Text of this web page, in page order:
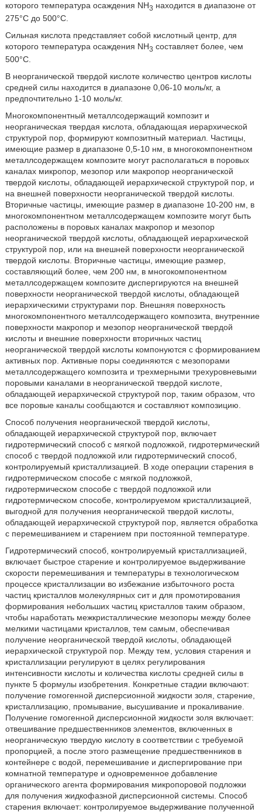
которого температура осаждения NH3 находится в диапазоне от
275°С до 500°С.
Сильная кислота представляет собой кислотный центр, для
которого температура осаждения NH3 составляет более, чем
500°С.
В неорганической твердой кислоте количество центров кислоты
средней силы находится в диапазоне 0,06-10 моль/кг, а
предпочтительно 1-10 моль/кг.
Многокомпонентный металлсодержащий композит и
неорганическая твердая кислота, обладающая иерархической
структурой пор, формируют композитный материал. Частицы,
имеющие размер в диапазоне 0,5-10 нм, в многокомпонентном
металлсодержащем композите могут располагаться в поровых
каналах микропор, мезопор или макропор неорганической
твердой кислоты, обладающей иерархической структурой пор, и
на внешней поверхности неорганической твердой кислоты.
Вторичные частицы, имеющие размер в диапазоне 10-200 нм, в
многокомпонентном металлсодержащем композите могут быть
расположены в поровых каналах макропор и мезопор
неорганической твердой кислоты, обладающей иерархической
структурой пор, или на внешней поверхности неорганической
твердой кислоты. Вторичные частицы, имеющие размер,
составляющий более, чем 200 нм, в многокомпонентном
металлсодержащем композите диспергируются на внешней
поверхности неорганической твердой кислоты, обладающей
иерархическими структурами пор. Внешняя поверхность
многокомпонентного металлсодержащего композита, внутренние
поверхности макропор и мезопор неорганической твердой
кислоты и внешние поверхности вторичных частиц
неорганической твердой кислоты компонуются с формированием
активных пор. Активные поры соединяются с мезопорами
металлсодержащего композита и трехмерными трехуровневыми
поровыми каналами в неорганической твердой кислоте,
обладающей иерархической структурой пор, таким образом, что
все поровые каналы сообщаются и составляют композицию.
Способ получения неорганической твердой кислоты,
обладающей иерархической структурой пор, включает
гидротермический способ с мягкой подложкой, гидротермический
способ с твердой подложкой или гидротермический способ,
контролируемый кристаллизацией. В ходе операции старения в
гидротермическом способе с мягкой подложкой,
гидротермическом способе с твердой подложкой или
гидротермическом способе, контролируемом кристаллизацией,
выгодной для получения неорганической твердой кислоты,
обладающей иерархической структурой пор, является обработка
с перемешиванием и старением при постоянной температуре.
Гидротермический способ, контролируемый кристаллизацией,
включает быстрое старение и контролируемое выдерживание
скорости перемешивания и температуры в технологическом
процессе кристаллизации во избежание избыточного роста
частиц кристаллов молекулярных сит и для промотирования
формирования небольших частиц кристаллов таким образом,
чтобы наработать межкристаллические мезопоры между более
мелкими частицами кристаллов, тем самым, обеспечивая
получение неорганической твердой кислоты, обладающей
иерархической структурой пор. Между тем, условия старения и
кристаллизации регулируют в целях регулирования
интенсивности кислоты и количества кислоты средней силы в
пункте 5 формулы изобретения. Конкретные стадии включают:
получение гомогенной дисперсионной жидкости золя, старение,
кристаллизацию, промывание, высушивание и прокаливание.
Получение гомогенной дисперсионной жидкости золя включает:
отвешивание предшественников элементов, включенных в
неорганическую твердую кислоту в соответствии с требуемой
пропорцией, а после этого размещение предшественников в
контейнере с водой, перемешивание и диспергирование при
комнатной температуре и одновременное добавление
органического агента формирования микропоровой подложки
для получения жидкофазной дисперсионной системы. Способ
старения включает: контролируемое выдерживание полученной